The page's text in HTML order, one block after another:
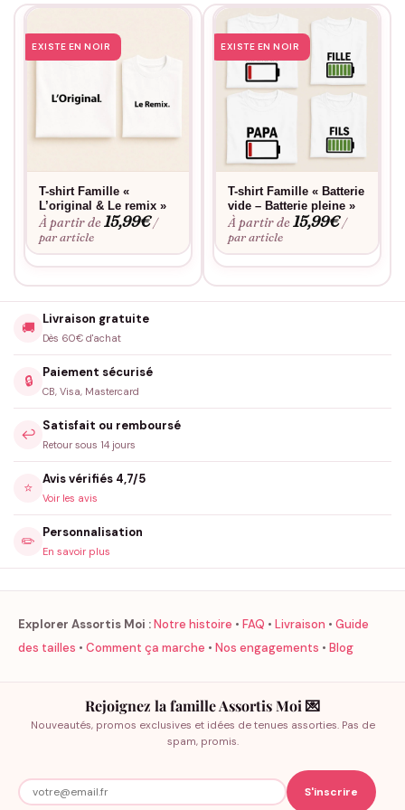
EXISTE EN NOIR
T-shirt Famille «
L’original & Le remix »
À partir de15,99€ /
par article
EXISTE EN NOIR
T-shirt Famille « Batterie
vide – Batterie pleine »
À partir de15,99€ /
par article
🚚
Livraison gratuite
Dès 60€ d'achat
🔒
Paiement sécurisé
CB, Visa, Mastercard
↩️
Satisfait ou remboursé
Retour sous 14 jours
⭐
Avis vérifiés 4,7/5
Voir les avis
✏️
Personnalisation
En savoir plus
Explorer Assortis Moi :Notre histoire • FAQ • Livraison • Guide
des tailles • Comment ça marche • Nos engagements • Blog
Rejoignez la famille Assortis Moi 💌
Nouveautés, promos exclusives et idées de tenues assorties. Pas de
spam, promis.